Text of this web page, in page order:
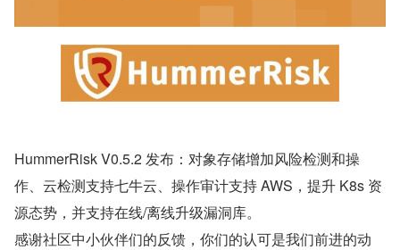
HummerRisk V0.5.2 发布：对象存储增加风险检测和操
作、云检测支持七牛云、操作审计支持 AWS，提升 K8s 资
源态势，并支持在线/离线升级漏洞库。
感谢社区中小伙伴们的反馈，你们的认可是我们前进的动